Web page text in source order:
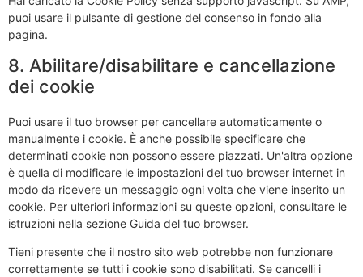
puoi usare il pulsante di gestione del consenso in fondo alla
pagina.
8. Abilitare/disabilitare e cancellazione
dei cookie
Puoi usare il tuo browser per cancellare automaticamente o
manualmente i cookie. È anche possibile specificare che
determinati cookie non possono essere piazzati. Un'altra opzione
è quella di modificare le impostazioni del tuo browser internet in
modo da ricevere un messaggio ogni volta che viene inserito un
cookie. Per ulteriori informazioni su queste opzioni, consultare le
istruzioni nella sezione Guida del tuo browser.
Tieni presente che il nostro sito web potrebbe non funzionare
correttamente se tutti i cookie sono disabilitati. Se cancelli i